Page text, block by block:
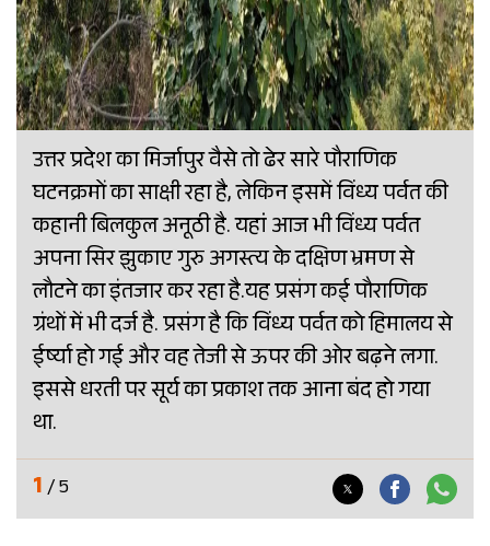
उत्तर प्रदेश का मिर्जापुर वैसे तो ढेर सारे पौराणिक
घटनक्रमों का साक्षी रहा है, लेकिन इसमें विंध्य पर्वत की
कहानी बिलकुल अनूठी है. यहां आज भी विंध्य पर्वत
अपना सिर झुकाए गुरु अगस्त्य के दक्षिण भ्रमण से
लौटने का इंतजार कर रहा है.यह प्रसंग कई पौराण‍िक
ग्रंथों में भी दर्ज है. प्रसंग है कि विंध्य पर्वत को हिमालय से
ईर्ष्या हो गई और वह तेजी से ऊपर की ओर बढ़ने लगा.
इससे धरती पर सूर्य का प्रकाश तक आना बंद हो गया
था.
1/ 5